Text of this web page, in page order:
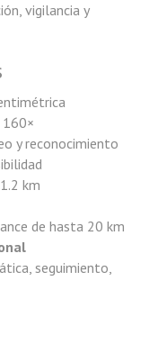
vigilancia y
y reconocimiento
km
de hasta 20 km
seguimiento,